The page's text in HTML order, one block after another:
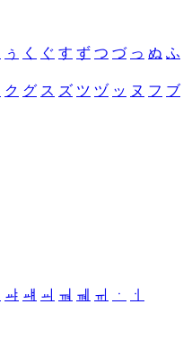
ぅ く ぐ す ず つ づ っ ぬ ふ
ク グ ス ズ ツ ヅ ッ ヌ フ ブ
ㆇ ㆈ ㆉ ㆊ ㆋ ㆌ ㆍ
ㆎ